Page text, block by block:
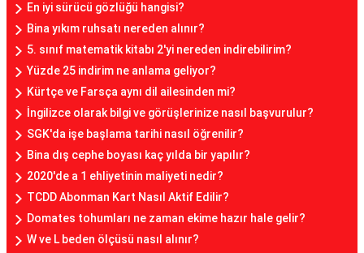
En iyi sürücü gözlüğü hangisi?
Bina yıkım ruhsatı nereden alınır?
5. sınıf matematik kitabı 2'yi nereden indirebilirim?
Yüzde 25 indirim ne anlama geliyor?
Kürtçe ve Farsça aynı dil ailesinden mi?
İngilizce olarak bilgi ve görüşlerinize nasıl başvurulur?
SGK'da işe başlama tarihi nasıl öğrenilir?
Bina dış cephe boyası kaç yılda bir yapılır?
2020'de a 1 ehliyetinin maliyeti nedir?
TCDD Abonman Kart Nasıl Aktif Edilir?
Domates tohumları ne zaman ekime hazır hale gelir?
W ve L beden ölçüsü nasıl alınır?